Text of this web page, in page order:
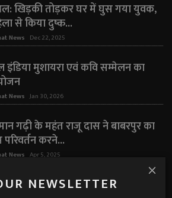
NEWSLETTER
खिड़की तोड़कर घर में घुस गया युवक,
से किया दुष्क...
News Dec 22, 2025
मुशायरा एवं कवि सम्मेलन का
News Jan 30, 2026
गढ़ी के महंत राजू दास ने बाबरपुर का
परिवर्तन करने...
News Apr 5, 2025
शादीशुदा नहीं थी" — घरेलू हिंसा पर